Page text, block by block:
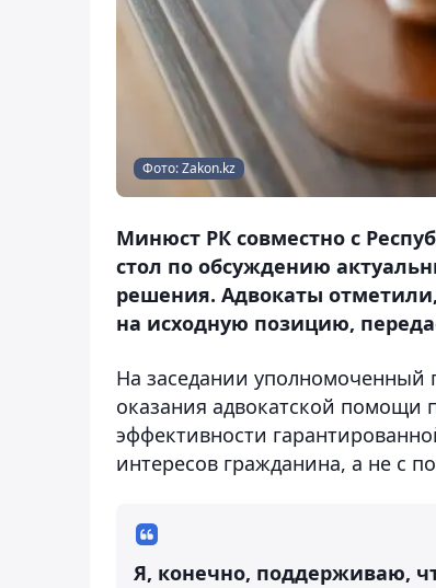
Фото: Zakon.kz
Минюст РК совместно с
стол по обсуждению
решения. Адвокаты
на исходную позицию,
На заседании уполномоченный
оказания адвокатской помощи
эффективности
интересов гражданина, а не с
Я, конечно, поддерживаю,